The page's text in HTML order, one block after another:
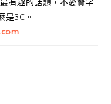
有趣的話題，不愛贅字
是3C。